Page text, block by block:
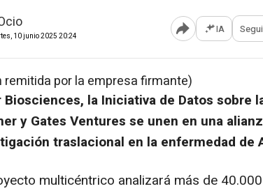
10 junio 2025 20:24 Abrir opciones para
IA
por la empresa firmante)
Biosciences, la Iniciativa de Datos sobre
y Gates Ventures se unen en una
traslacional en la enfermedad de
multicéntrico analizará más de